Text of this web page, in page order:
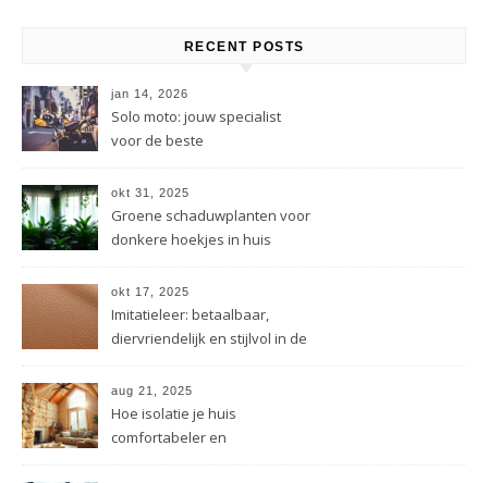
RECENT POSTS
jan 14, 2026
Solo moto: jouw specialist
voor de beste
okt 31, 2025
Groene schaduwplanten voor
donkere hoekjes in huis
okt 17, 2025
Imitatieleer: betaalbaar,
diervriendelijk en stijlvol in de
aug 21, 2025
Hoe isolatie je huis
comfortabeler en